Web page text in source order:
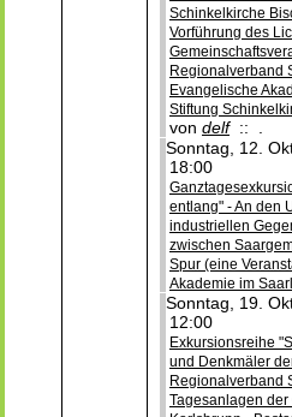
Schinkelkirche
Vorführung des
Regionalverband
Evangelische
Stiftung
von delf:: .
Sonntag, 12.
18:00
entlang" - An den
industriellen
zwischen
Spur (eine
Akademie im
Sonntag, 19.
12:00
Exkursionsreihe
und Denkmäler
Regionalverband
Tagesanlagen